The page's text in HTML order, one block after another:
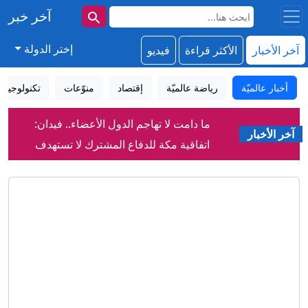
آخر خبر
آخر الأخبار الأكثر قراءة فيديو إختر الدولة
أخبار عالميّة رياضة عالميّة إقتصاد منوّعات تكنولوجيا
آخر الأخبار
ما دامت لا تهاجم الدول الأعضاء.. فيدان:
اتفاقية مكة للدفاع المشترك لا تستهدف
إيران
روسيا أم "العَلَم الكاذب"؟سيناريوهات